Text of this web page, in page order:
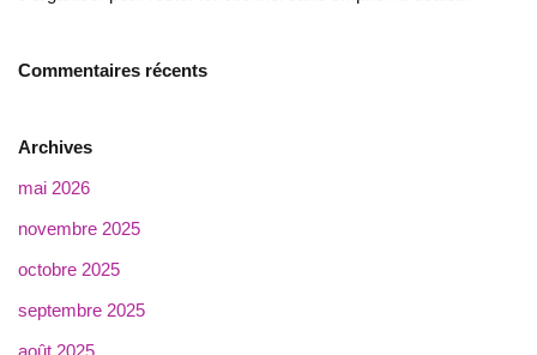
Commentaires récents
Archives
mai 2026
novembre 2025
octobre 2025
septembre 2025
août 2025